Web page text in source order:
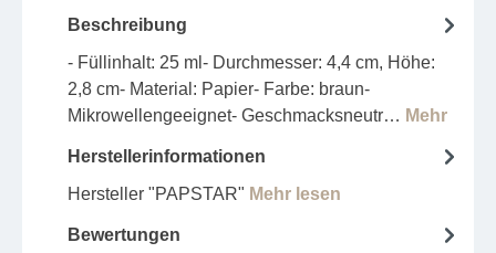
Beschreibung
- Füllinhalt: 25 ml- Durchmesser: 4,4 cm, Höhe:
2,8 cm- Material: Papier- Farbe: braun-
Mikrowellengeeignet- Geschmacksneutr… Mehr
Herstellerinformationen
Hersteller "PAPSTAR" Mehr lesen
Bewertungen